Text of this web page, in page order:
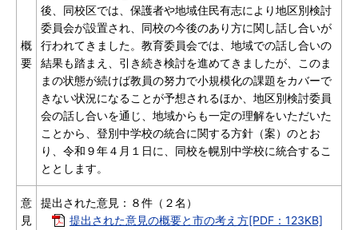
概
要
後、同校区では、保護者や地域住民有志により地区別検討
委員会が設置され、同校の今後のあり方に関し話し合いが
行われてきました。教育委員会では、地域での話し合いの
結果も踏まえ、引き続き検討を進めてきましたが、このま
まの状態が続けば教員の努力で小規模化の課題をカバーで
きない状況になることが予想されるほか、地区別検討委員
会の話し合いを通じ、地域からも一定の理解をいただいた
ことから、登別中学校の統合に関する方針（案）のとお
り、令和９年４月１日に、同校を幌別中学校に統合するこ
ととします。
意
見
提出された意見：８件（２名）
提出された意見の概要と市の考え方[PDF：123KB]